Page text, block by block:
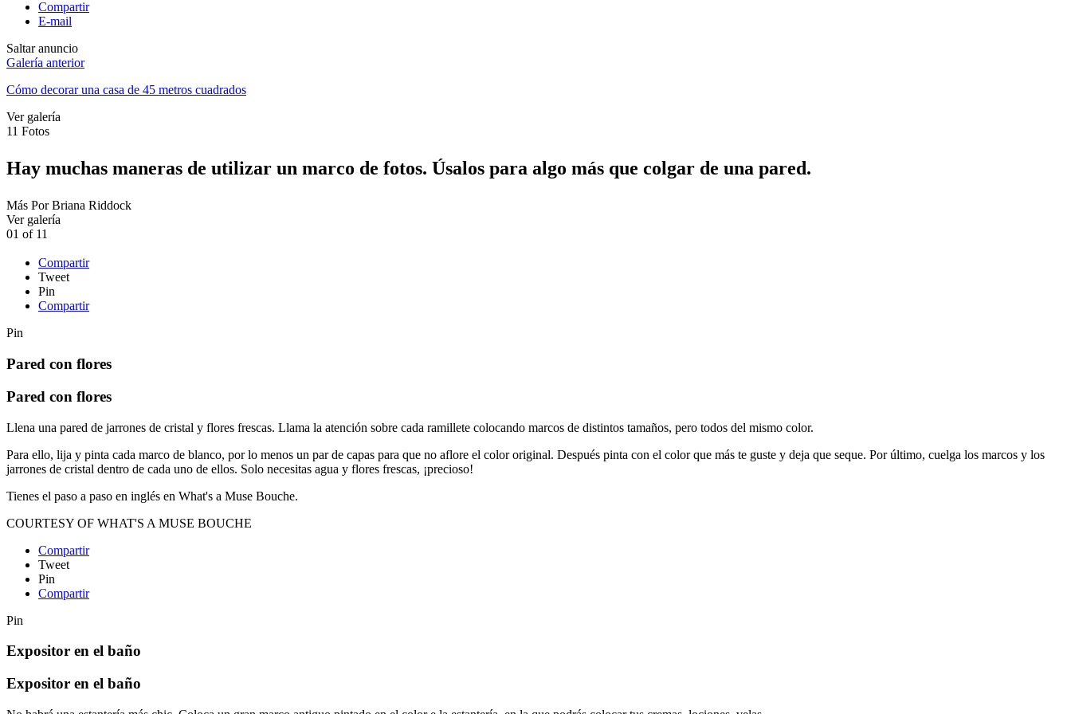
Compartir
E-mail
Saltar anuncio
Galería anterior
Cómo decorar una casa de 45 metros cuadrados
Ver galería
11 Fotos
Hay muchas maneras de utilizar un marco de fotos. Úsalos para algo más que colgar de una pared.
Más PorBriana Riddock
Ver galería
01 of 11
Compartir
Tweet
Pin
Compartir
Pin
Pared con flores
Pared con flores
Llena una pared de jarrones de cristal y flores frescas. Llama la atención sobre cada ramillete colocando marcos de distintos tamaños, pero todos del mismo color.
Para ello, lija y pinta cada marco de blanco, por lo menos un par de capas para que no aflore el color original. Después pinta con el color que más te guste y deja que seque. Por último, cuelga los marcos y los
jarrones de cristal dentro de cada uno de ellos. Solo necesitas agua y flores frescas, ¡precioso!
Tienes el paso a paso en inglés en What's a Muse Bouche.
COURTESY OF WHAT'S A MUSE BOUCHE
Compartir
Tweet
Pin
Compartir
Pin
Expositor en el baño
Expositor en el baño